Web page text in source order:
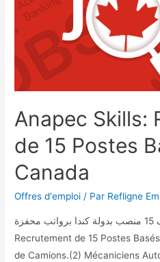
Anapec Skills:
de 15 Postes
Canada
Offres d'emploi / Par Refligne
توظيف 15 منصب بدولة كندا برواتب محفزة Anapec Skills:
Recrutement de 15 Postes
de Camions.(2) Mécaniciens